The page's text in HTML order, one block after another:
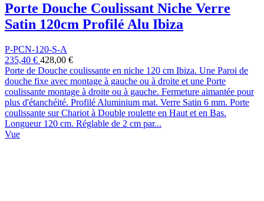
Porte Douche Coulissant Niche Verre
Satin 120cm Profilé Alu Ibiza
P-PCN-120-S-A
235,40 € 428,00 €
Porte de Douche coulissante en niche 120 cm Ibiza. Une Paroi de
douche fixe avec montage à gauche ou à droite et une Porte
coulissante montage à droite ou à gauche. Fermeture aimantée pour
plus d'étanchéité. Profilé Aluminium mat. Verre Satin 6 mm. Porte
coulissante sur Chariot à Double roulette en Haut et en Bas.
Longueur 120 cm. Réglable de 2 cm par...
Vue